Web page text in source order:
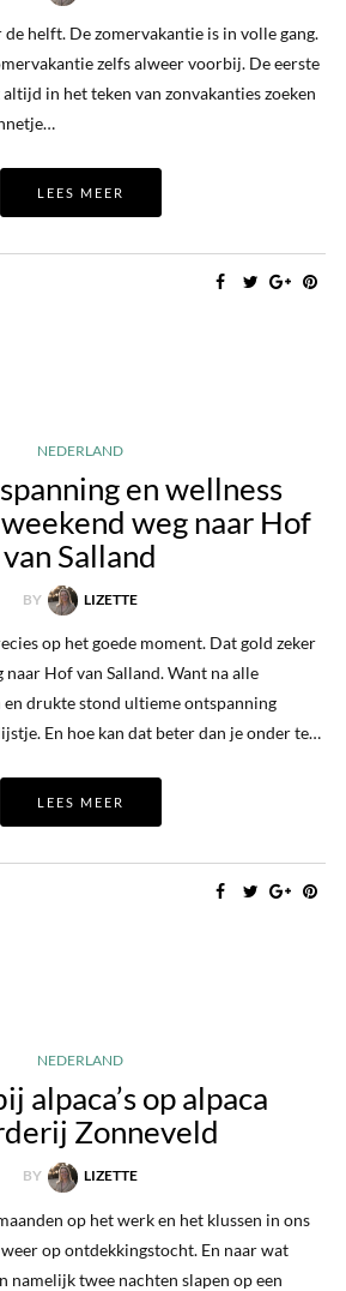
helft. De zomervakantie is in volle gang.
zelfs alweer voorbij. De eerste
in het teken van zonvakanties zoeken
LEES MEER
NEDERLAND
en wellness
weg naar Hof
van Salland
BY LIZETTE
op het goede moment. Dat gold zeker
Hof van Salland. Want na alle
drukte stond ultieme ontspanning
En hoe kan dat beter dan je onder te…
LEES MEER
NEDERLAND
alpaca’s op alpaca
Zonneveld
BY LIZETTE
op het werk en het klussen in ons
op ontdekkingstocht. En naar wat
namelijk twee nachten slapen op een